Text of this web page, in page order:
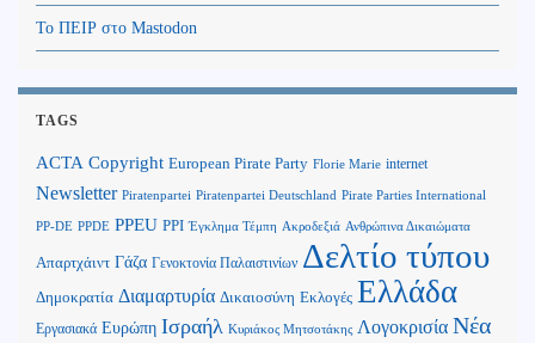
Το ΠΕΙΡ στο Mastodon
TAGS
ACTA Copyright European Pirate Party Florie Marie internet
Newsletter Piratenpartei Piratenpartei Deutschland Pirate Parties International
PP-DE PPDE PPEU PPI Έγκλημα Τέμπη Ακροδεξιά Ανθρώπινα Δικαιώματα
Απαρτχάιντ Γάζα Γενοκτονία Παλαιστινίων Δελτίο τύπου
Δημοκρατία Διαμαρτυρία Δικαιοσύνη Εκλογές Ελλάδα
Εργασιακά Ευρώπη Ισραήλ Κυριάκος Μητσοτάκης Λογοκρισία Νέα